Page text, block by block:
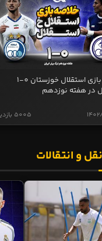
خلاصه بازی استقلال خوزستان 0-1
در هفته نوزدهم
5005 بازدید
و انتقالات